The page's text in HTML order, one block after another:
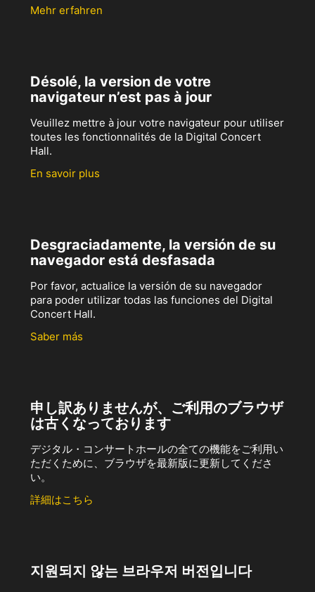
Mehr erfahren
Désolé, la version de votre
navigateur n’est pas à jour
Veuillez mettre à jour votre navigateur pour utiliser
toutes les fonctionnalités de la Digital Concert
Hall.
En savoir plus
Desgraciadamente, la versión de su
navegador está desfasada
Por favor, actualice la versión de su navegador
para poder utilizar todas las funciones del Digital
Concert Hall.
Saber más
申し訳ありませんが、ご利用のブラウザ
は古くなっております
デジタル・コンサートホールの全ての機能をご利用い
ただくために、ブラウザを最新版に更新してくださ
い。
詳細はこちら
지원되지 않는 브라우저 버전입니다